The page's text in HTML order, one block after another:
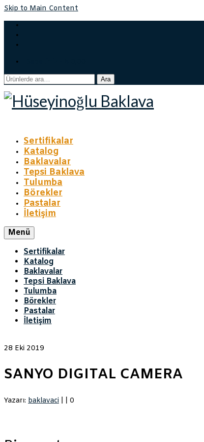
Skip to Main Content
Ara:
Ara
Sertifikalar
Katalog
Baklavalar
Tepsi Baklava
Tulumba
Börekler
Pastalar
İletişim
Menü
Sertifikalar
Katalog
Baklavalar
Tepsi Baklava
Tulumba
Börekler
Pastalar
İletişim
28 Eki 2019
SANYO DIGITAL CAMERA
Yazarı: baklavaci 0